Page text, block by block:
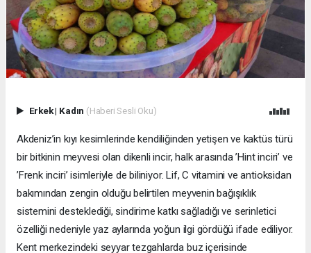
Erkek| Kadın (Haberi Sesli Oku)
Akdeniz’in kıyı kesimlerinde kendiliğinden yetişen ve kaktüs türü
bir bitkinin meyvesi olan dikenli incir, halk arasında ’Hint inciri’ ve
’Frenk inciri’ isimleriyle de biliniyor. Lif, C vitamini ve antioksidan
bakımından zengin olduğu belirtilen meyvenin bağışıklık
sistemini desteklediği, sindirime katkı sağladığı ve serinletici
özelliği nedeniyle yaz aylarında yoğun ilgi gördüğü ifade ediliyor.
Kent merkezindeki seyyar tezgahlarda buz içerisinde